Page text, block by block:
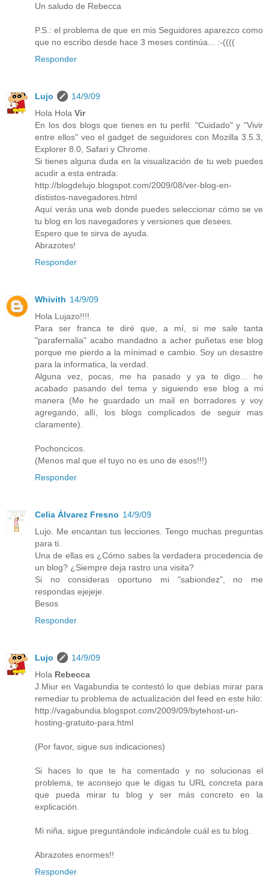
Un saludo de Rebecca
P.S.: el problema de que en mis Seguidores aparezco como
que no escribo desde hace 3 meses continúa... :-((((
Responder
Lujo
14/9/09
Hola Hola Vir
En los dos blogs que tienes en tu perfil: "Cuidado" y "Vivir
entre ellos" veo el gadget de seguidores con Mozilla 3.5.3,
Explorer 8.0, Safari y Chrome.
Si tienes alguna duda en la visualización de tu web puedes
acudir a esta entrada:
http://blogdelujo.blogspot.com/2009/08/ver-blog-en-
dististos-navegadores.html
Aquí verás una web donde puedes seleccionar cómo se ve
tu blog en los navegadores y versiones que desees.
Espero que te sirva de ayuda.
Abrazotes!
Responder
Whivith 14/9/09
Hola Lujazo!!!!.
Para ser franca te diré que, a mí, si me sale tanta
"parafernalia" acabo mandadno a acher puñetas ese blog
porque me pierdo a la mínimad e cambio. Soy un desastre
para la informatica, la verdad.
Alguna vez, pocas, me ha pasado y ya te digo... he
acabado pasando del tema y siguiendo ese blog a mi
manera (Me he guardado un mail en borradores y voy
agregando, allí, los blogs complicados de seguir mas
claramente).
Pochoncicos.
(Menos mal que el tuyo no es uno de esos!!!)
Responder
Celia Álvarez Fresno 14/9/09
Lujo. Me encantan tus lecciones. Tengo muchas preguntas
para ti.
Una de ellas es ¿Cómo sabes la verdadera procedencia de
un blog? ¿Siempre deja rastro una visita?
Si no consideras oportuno mi "sabiondez", no me
respondas ejejeje.
Besos
Responder
Lujo
14/9/09
Hola Rebecca
J.Miur en Vagabundia te contestó lo que debías mirar para
remediar tu problema de actualización del feed en este hilo:
http://vagabundia.blogspot.com/2009/09/bytehost-un-
hosting-gratuito-para.html
(Por favor, sigue sus indicaciones)
Si haces lo que te ha comentado y no solucionas el
problema, te aconsejo que le digas tu URL concreta para
que pueda mirar tu blog y ser más concreto en la
explicación.
Mi niña, sigue preguntándole indicándole cuál es tu blog.
Abrazotes enormes!!
Responder